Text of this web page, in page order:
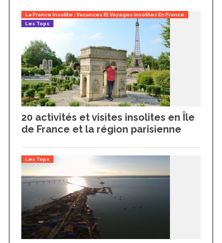
La France Insolite : Vacances Et Voyages Insolites En France
Les Tops
20 activités et visites insolites en Île
de France et la région parisienne
Les Tops